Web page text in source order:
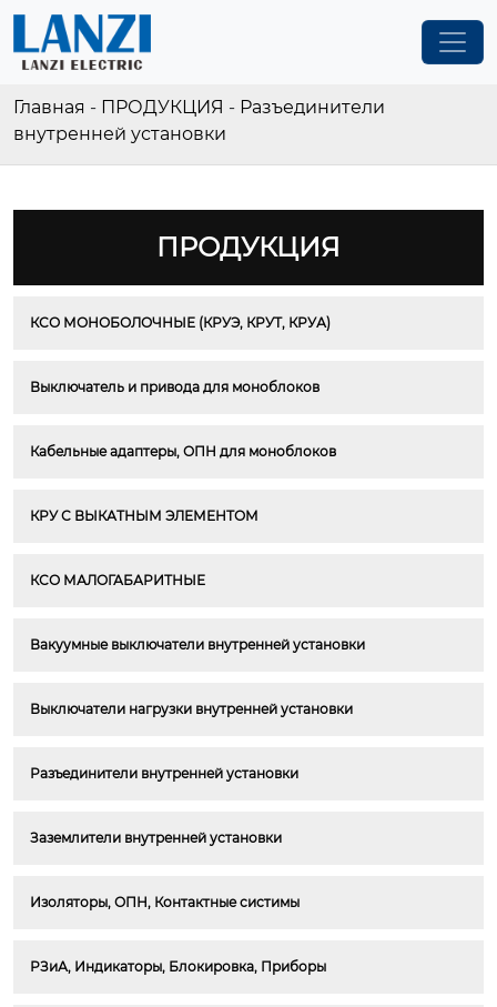
Главная - ПРОДУКЦИЯ - Разъединители
внутренней установки
ПРОДУКЦИЯ
КСО МОНОБОЛОЧНЫЕ (КРУЭ, КРУТ, КРУА)
Выключатель и привода для моноблоков
Кабельные адаптеры, ОПН для моноблоков
КРУ С ВЫКАТНЫМ ЭЛЕМЕНТОМ
КСО МАЛОГАБАРИТНЫЕ
Вакуумные выключатели внутренней установки
Выключатели нагрузки внутренней установки
Разъединители внутренней установки
Заземлители внутренней установки
Изоляторы, ОПН, Контактные систимы
РЗиА, Индикаторы, Блокировка, Приборы